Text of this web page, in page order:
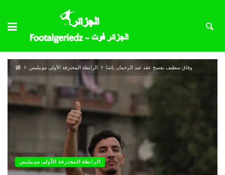
الرابطة المحترفة الأولى موبيليس وفاق سطيف يفسخ عقد عبد الرحمان باشا
الرابطة المحترفة الأولى موبيليس